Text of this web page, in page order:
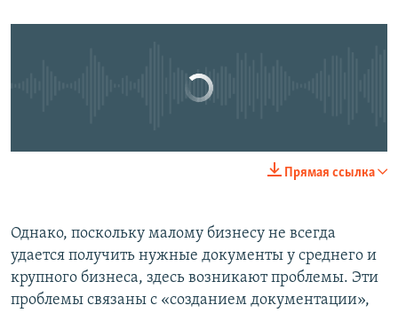
No media source currently available
Прямая ссылка
Однако, поскольку малому бизнесу не всегда
удается получить нужные документы у среднего и
крупного бизнеса, здесь возникают проблемы. Эти
проблемы связаны с «созданием документации»,